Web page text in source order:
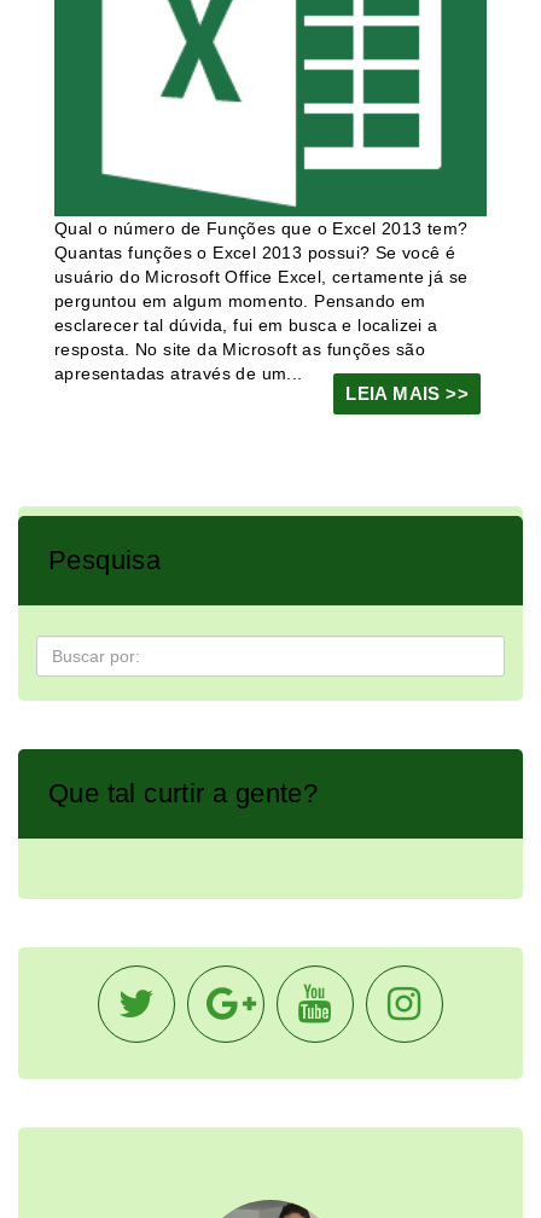
Qual o número de Funções que o Excel 2013 tem?
Quantas funções o Excel 2013 possui? Se você é
usuário do Microsoft Office Excel, certamente já se
perguntou em algum momento. Pensando em
esclarecer tal dúvida, fui em busca e localizei a
resposta. No site da Microsoft as funções são
apresentadas através de um...
LEIA MAIS >>
Pesquisa
Pesquisa
Que tal curtir a gente?